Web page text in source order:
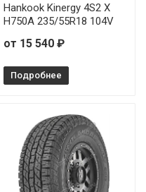
Hankook Kinergy 4S2 X
H750A 235/55R18 104V
от 15 540 ₽
Подробнее